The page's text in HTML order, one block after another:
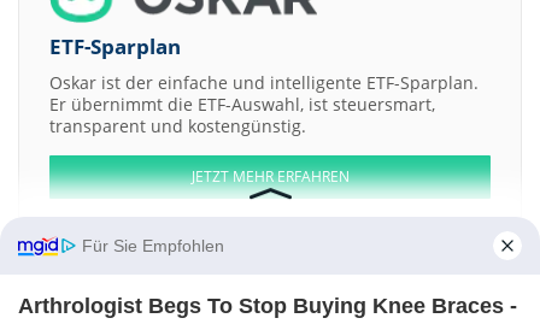
ETF-Sparplan
Oskar ist der einfache und intelligente ETF-Sparplan.
Er übernimmt die ETF-Auswahl, ist steuersmart,
transparent und kostengünstig.
JETZT MEHR ERFAHREN
Aktien ATX DAX EuroStoxx 50 Dow Jones NASDAQ 100 Nikkei 225
Für Sie Empfohlen
Arthrologist Begs To Stop Buying Knee Braces -